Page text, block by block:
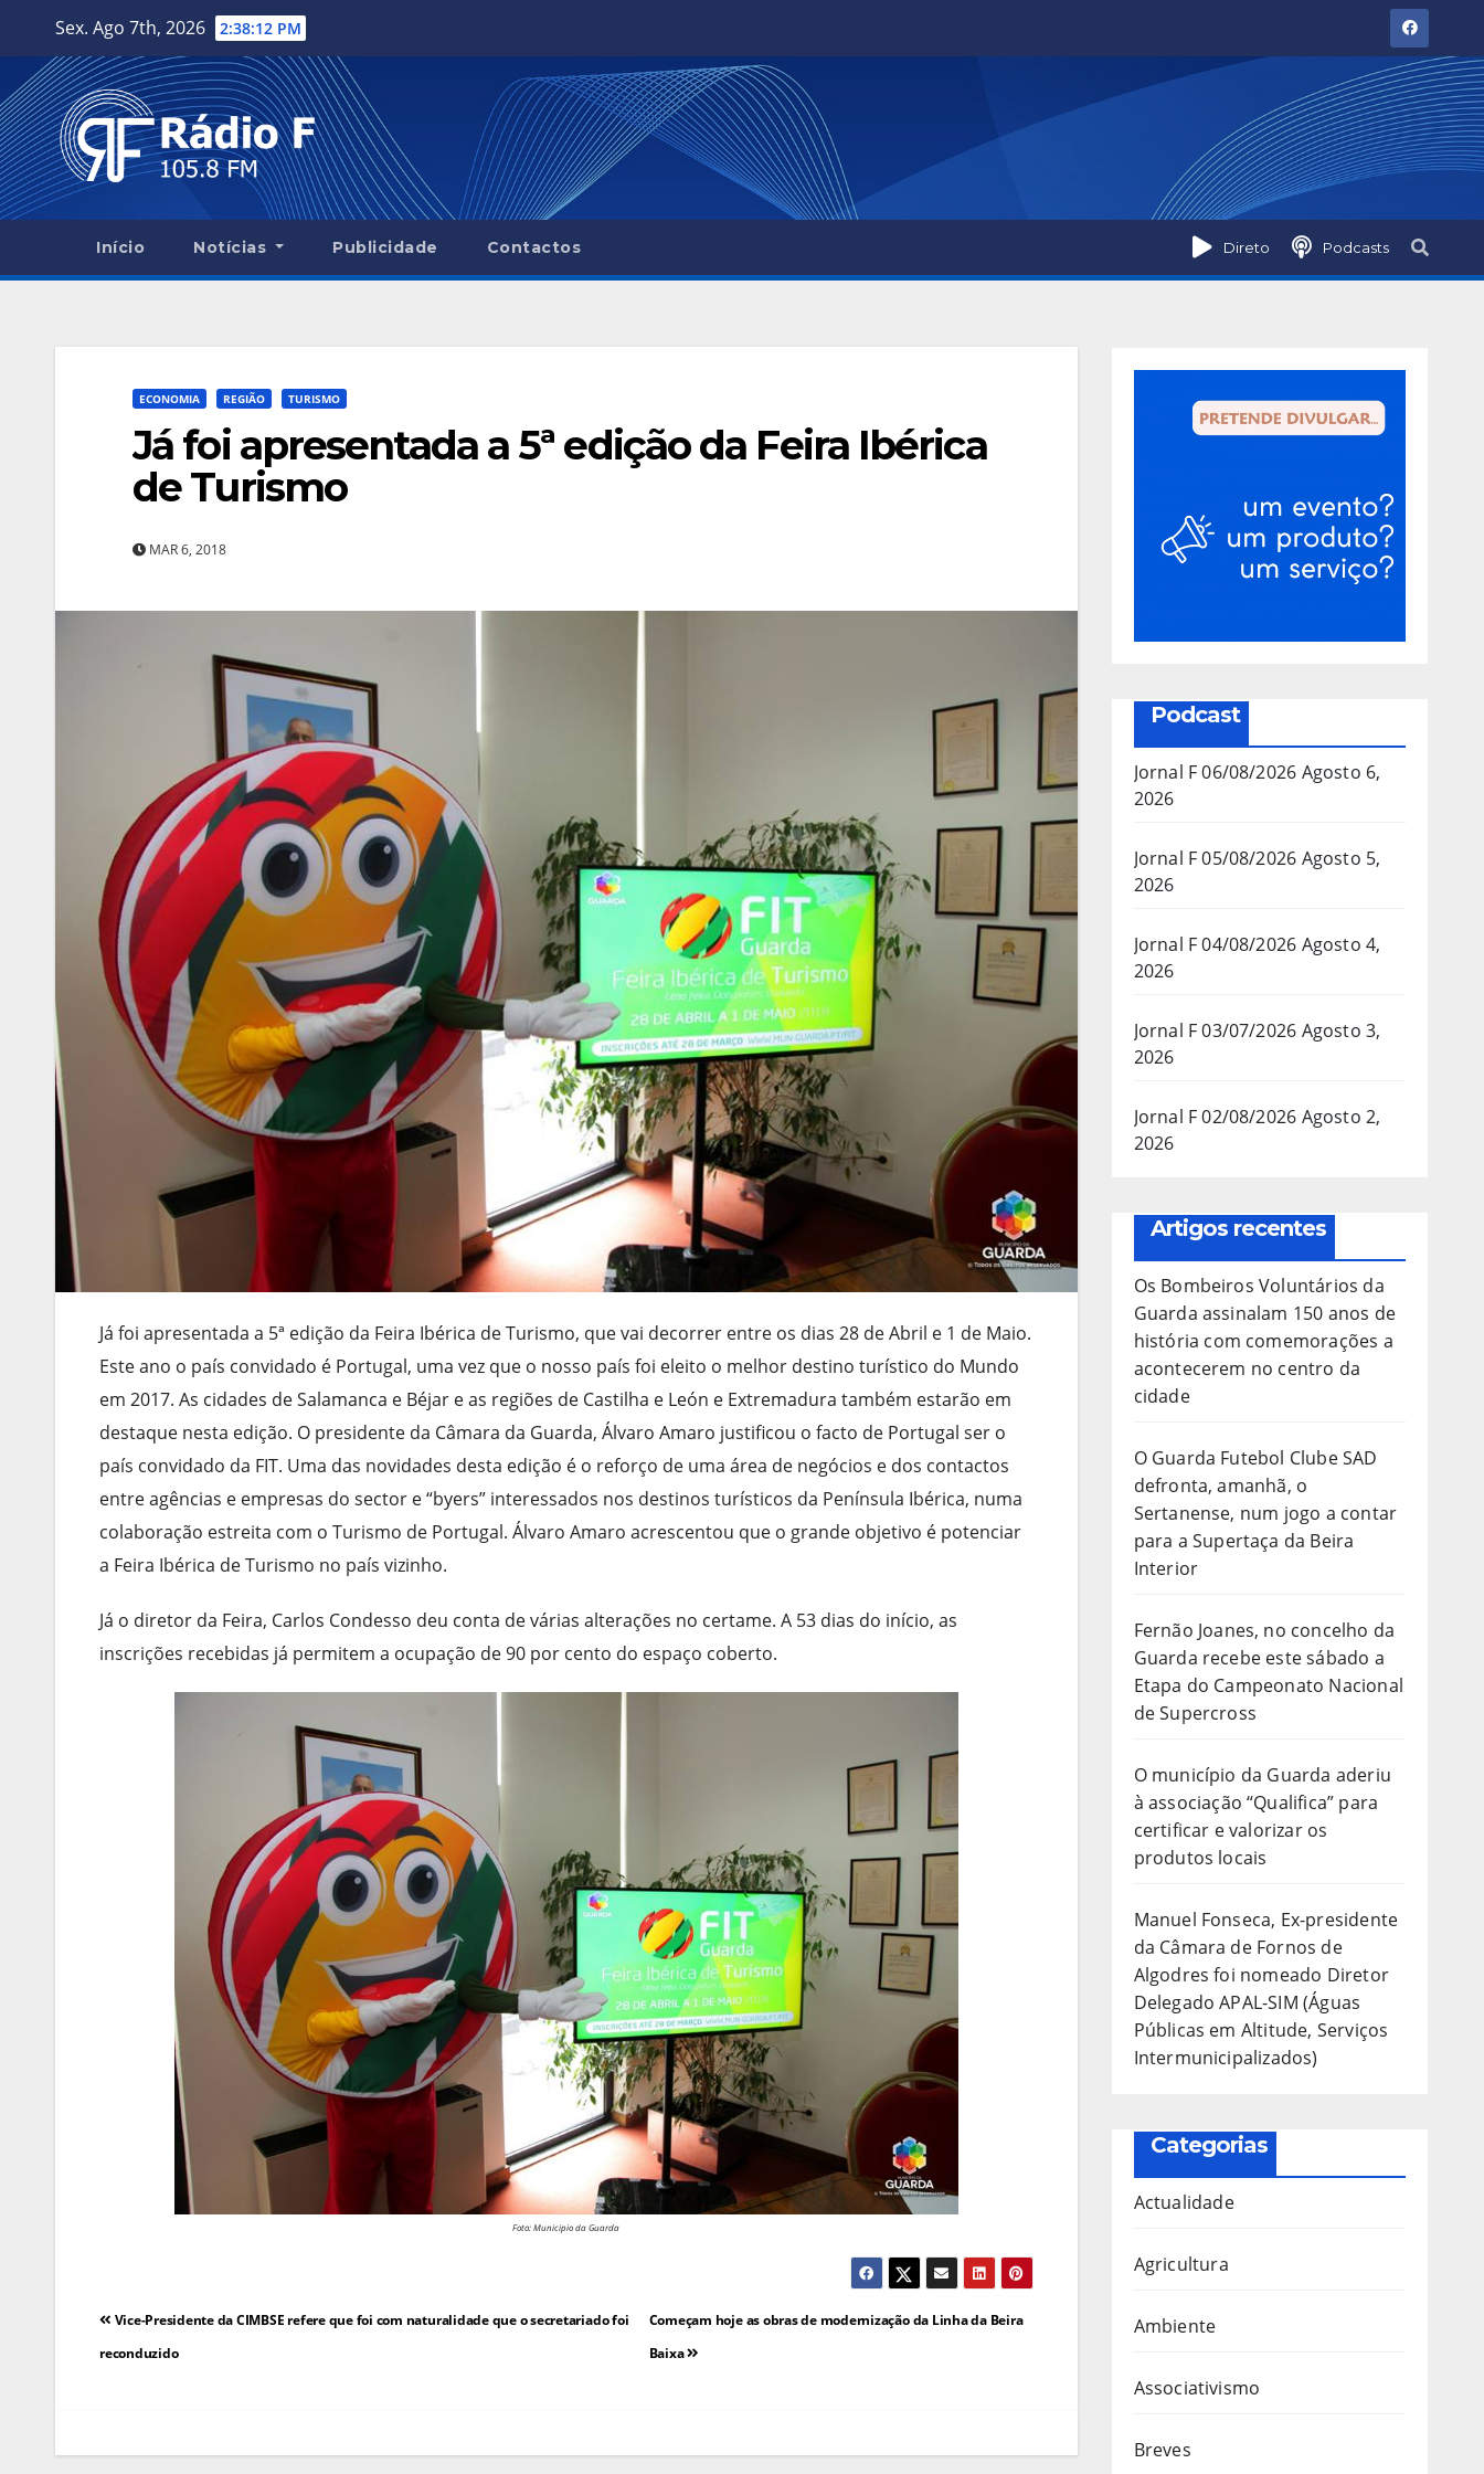
content
Sex. Ago 7th, 2026 2:38:14 PM
Direto Podcasts
Início Notícias Publicidade Contactos
ECONOMIA REGIÃO TURISMO
Já foi apresentada a 5ª edição da Feira Ibérica
de Turismo
MAR 6, 2018
Já foi apresentada a 5ª edição da Feira Ibérica de Turismo, que vai decorrer entre os dias 28 de Abril e 1 de Maio.
Este ano o país convidado é Portugal, uma vez que o nosso país foi eleito o melhor destino turístico do Mundo
em 2017. As cidades de Salamanca e Béjar e as regiões de Castilha e León e Extremadura também estarão em
destaque nesta edição. O presidente da Câmara da Guarda, Álvaro Amaro justificou o facto de Portugal ser o
país convidado da FIT. Uma das novidades desta edição é o reforço de uma área de negócios e dos contactos
entre agências e empresas do sector e “byers” interessados nos destinos turísticos da Península Ibérica, numa
colaboração estreita com o Turismo de Portugal. Álvaro Amaro acrescentou que o grande objetivo é potenciar
a Feira Ibérica de Turismo no país vizinho.
Já o diretor da Feira, Carlos Condesso deu conta de várias alterações no certame. A 53 dias do início, as
inscrições recebidas já permitem a ocupação de 90 por cento do espaço coberto.
Foto: Municipio da Guarda
Navegação
de
Começam hoje as obras de modernização da Linha da Beira
Baixa
Vice-Presidente da CIMBSE refere que foi com naturalidade que o secretariado foi
reconduzido
Podcast
Jornal F 06/08/2026 Agosto 6,
2026
Jornal F 05/08/2026 Agosto 5,
2026
Jornal F 04/08/2026 Agosto 4,
2026
Jornal F 03/07/2026 Agosto 3,
2026
Jornal F 02/08/2026 Agosto 2,
2026
Artigos recentes
Os Bombeiros Voluntários da
Guarda assinalam 150 anos de
história com comemorações a
acontecerem no centro da
cidade
O Guarda Futebol Clube SAD
defronta, amanhã, o
Sertanense, num jogo a contar
para a Supertaça da Beira
Interior
Fernão Joanes, no concelho da
Guarda recebe este sábado a
Etapa do Campeonato Nacional
de Supercross
O município da Guarda aderiu
à associação “Qualifica” para
certificar e valorizar os
produtos locais
Manuel Fonseca, Ex-presidente
da Câmara de Fornos de
Algodres foi nomeado Diretor
Delegado APAL-SIM (Águas
Públicas em Altitude, Serviços
Intermunicipalizados)
Categorias
Actualidade
Agricultura
Ambiente
Associativismo
Breves